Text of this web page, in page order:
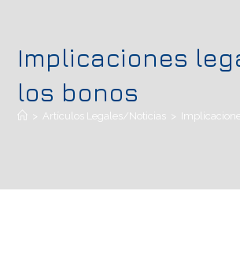
Implicaciones
los bonos
> Artículos Legales/Noticias >